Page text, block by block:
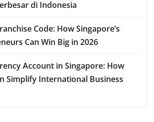
di Indonesia
Code: How Singapore’s
Can Win Big in 2026
Account in Singapore: How
Simplify International Business